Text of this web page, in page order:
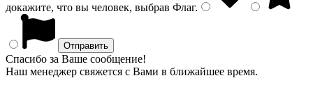
докажите, что вы человек, выбрав Флаг.
Спасибо за Ваше сообщение!
Наш менеджер свяжется с Вами в ближайшее время.